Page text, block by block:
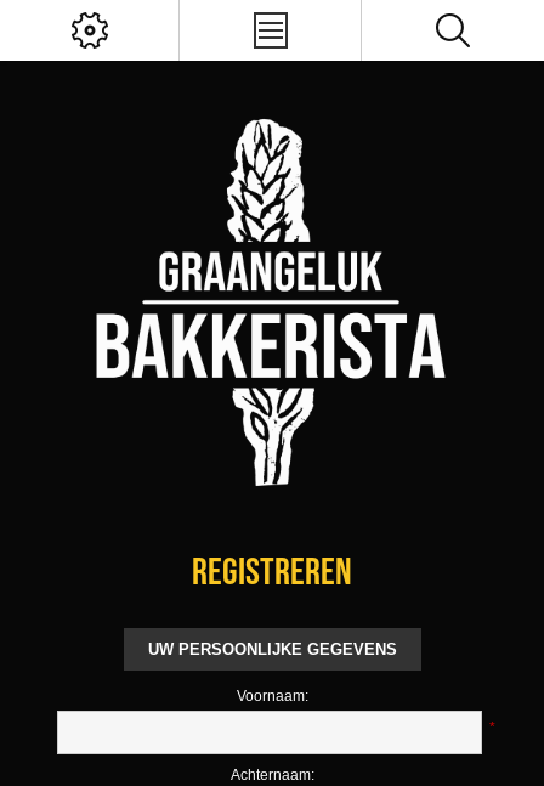
Registreren
UW PERSOONLIJKE GEGEVENS
Voornaam:
*
Achternaam: